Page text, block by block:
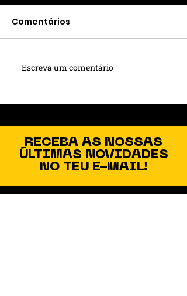
Estantes de Aço:
Versatilidade Para
Comentários
Escreva um comentário
RECEBA AS NOSSAS
ÚLTIMAS NOVIDADES
NO TEU E-MAIL!